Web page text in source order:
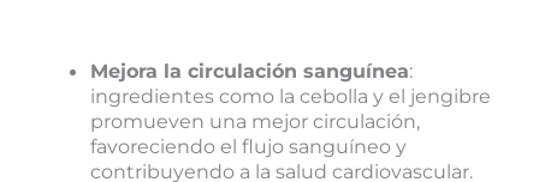
Mejora la circulación sanguínea:
ingredientes como la cebolla y el jengibre
promueven una mejor circulación,
favoreciendo el flujo sanguíneo y
contribuyendo a la salud cardiovascular.